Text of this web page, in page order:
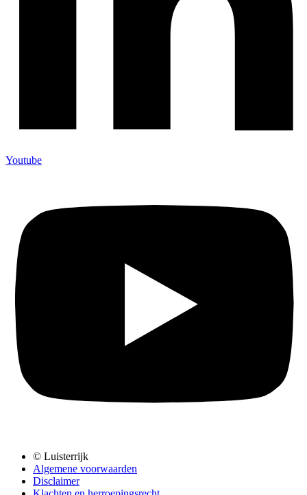
Youtube
© Luisterrijk
Algemene voorwaarden
Disclaimer